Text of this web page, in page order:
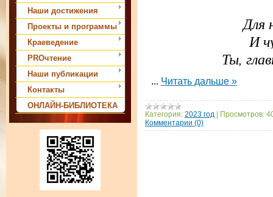
Наши достижения
Проекты и программы
Краеведение
PROчтение
Наши публикации
Контакты
ОНЛАЙН-БИБЛИОТЕКА
Для
И
Ты,
... Читать дальше »
Категория: 2023 год Просмотров:
Комментарии (0)